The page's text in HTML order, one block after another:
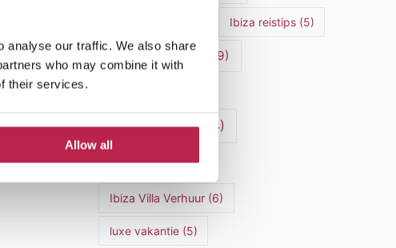
analyse our traffic. We also share
who may combine it with
their services.
Allow all
Ibiza reistips(5)
Ibiza restaurants (9)
ibiza vakantie(14)
ibiza villas(15)
Ibiza Villa Verhuur(6)
luxe vakantie(5)